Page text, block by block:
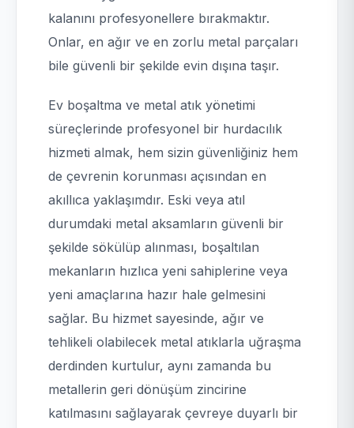
kalanını profesyonellere bırakmaktır.
Onlar, en ağır ve en zorlu metal parçaları
bile güvenli bir şekilde evin dışına taşır.
Ev boşaltma ve metal atık yönetimi
süreçlerinde profesyonel bir hurdacılık
hizmeti almak, hem sizin güvenliğiniz hem
de çevrenin korunması açısından en
akıllıca yaklaşımdır. Eski veya atıl
durumdaki metal aksamların güvenli bir
şekilde sökülüp alınması, boşaltılan
mekanların hızlıca yeni sahiplerine veya
yeni amaçlarına hazır hale gelmesini
sağlar. Bu hizmet sayesinde, ağır ve
tehlikeli olabilecek metal atıklarla uğraşma
derdinden kurtulur, aynı zamanda bu
metallerin geri dönüşüm zincirine
katılmasını sağlayarak çevreye duyarlı bir